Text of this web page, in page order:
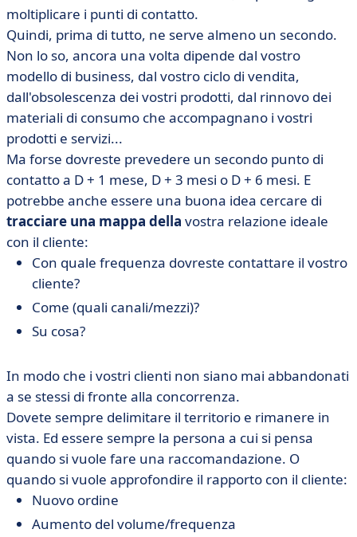
moltiplicare i punti di contatto.
Quindi, prima di tutto, ne serve almeno un secondo.
Non lo so, ancora una volta dipende dal vostro
modello di business, dal vostro ciclo di vendita,
dall'obsolescenza dei vostri prodotti, dal rinnovo dei
materiali di consumo che accompagnano i vostri
prodotti e servizi...
Ma forse dovreste prevedere un secondo punto di
contatto a D + 1 mese, D + 3 mesi o D + 6 mesi. E
potrebbe anche essere una buona idea cercare di
tracciare una mappa della vostra relazione ideale
con il cliente:
Con quale frequenza dovreste contattare il vostro
cliente?
Come (quali canali/mezzi)?
Su cosa?
In modo che i vostri clienti non siano mai abbandonati
a se stessi di fronte alla concorrenza.
Dovete sempre delimitare il territorio e rimanere in
vista. Ed essere sempre la persona a cui si pensa
quando si vuole fare una raccomandazione. O
quando si vuole approfondire il rapporto con il cliente:
Nuovo ordine
Aumento del volume/frequenza